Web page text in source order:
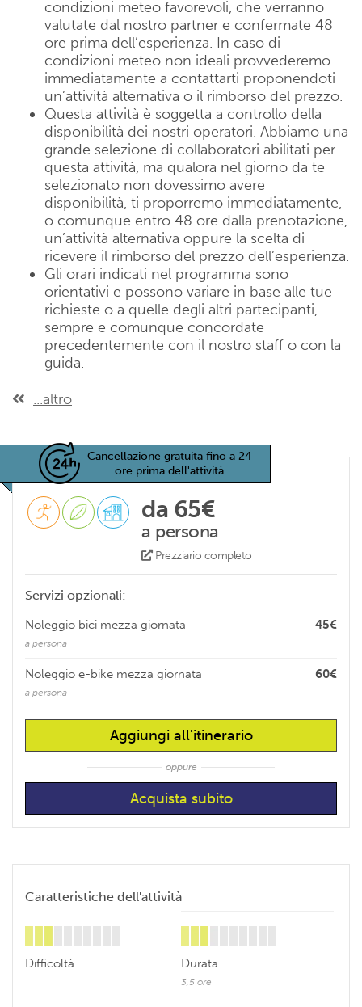
condizioni meteo favorevoli, che verranno
valutate dal nostro partner e confermate 48
ore prima dell’esperienza. In caso di
condizioni meteo non ideali provvederemo
immediatamente a contattarti proponendoti
un’attività alternativa o il rimborso del prezzo.
Questa attività è soggetta a controllo della
disponibilità dei nostri operatori. Abbiamo una
grande selezione di collaboratori abilitati per
questa attività, ma qualora nel giorno da te
selezionato non dovessimo avere
disponibilità, ti proporremo immediatamente,
o comunque entro 48 ore dalla prenotazione,
un’attività alternativa oppure la scelta di
ricevere il rimborso del prezzo dell’esperienza.
Gli orari indicati nel programma sono
orientativi e possono variare in base alle tue
richieste o a quelle degli altri partecipanti,
sempre e comunque concordate
precedentemente con il nostro staff o con la
guida.
...altro
Cancellazione gratuita fino a 24
ore prima dell'attività
da 65€
a persona
Prezziario completo
Servizi opzionali:
45€
Noleggio bici mezza giornata
a persona
60€
Noleggio e-bike mezza giornata
a persona
Aggiungi all'itinerario
oppure
Caratteristiche dell'attività
Difficoltà Durata
3,5 ore